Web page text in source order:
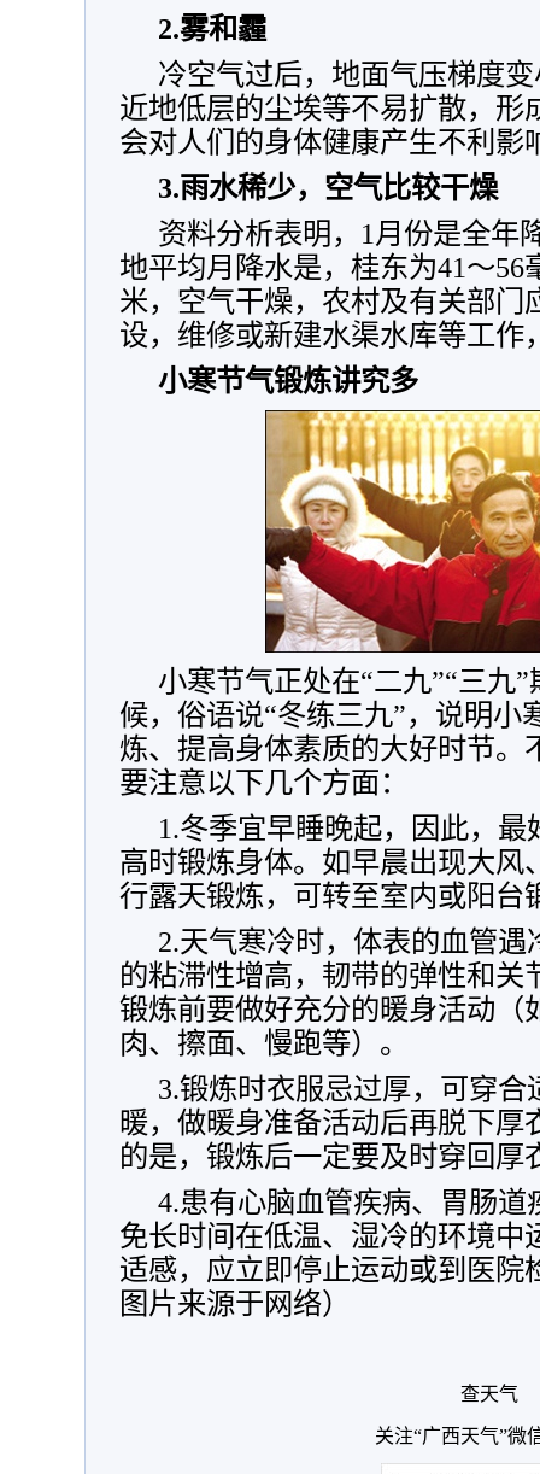
2.雾和霾
冷空气过后，地面气压梯度
近地低层的尘埃等不易扩散，形
会对人们的身体健康产生不利影
3.雨水稀少，空气比较干燥
资料分析表明，1月份是全年
地平均月降水是，桂东为41～56
米，空气干燥，农村及有关部门
设，维修或新建水渠水库等工作
小寒节气锻炼讲究多
小寒节气正处在“二九”“三
候，俗语说“冬练三九”，说明小
炼、提高身体素质的大好时节。
要注意以下几个方面：
1.冬季宜早睡晚起，因此，
高时锻炼身体。如早晨出现大风
行露天锻炼，可转至室内或阳台
2.天气寒冷时，体表的血管
的粘滞性增高，韧带的弹性和关
锻炼前要做好充分的暖身活动（
肉、擦面、慢跑等）。
3.锻炼时衣服忌过厚，可穿
暖，做暖身准备活动后再脱下厚
的是，锻炼后一定要及时穿回厚
4.患有心脑血管疾病、胃肠
免长时间在低温、湿冷的环境中
适感，应立即停止运动或到医院
图片来源于网络）
查天气
关注“广西天气”微